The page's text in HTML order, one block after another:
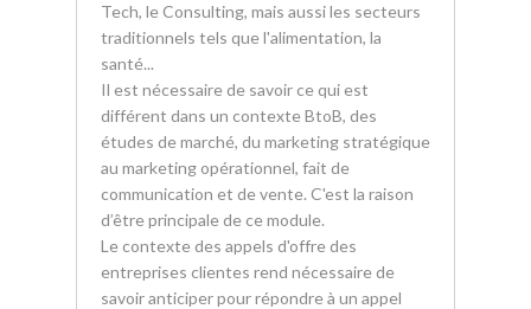
Tech, le Consulting, mais aussi les secteurs
traditionnels tels que l'alimentation, la
santé...
Il est nécessaire de savoir ce qui est
différent dans un contexte BtoB, des
études de marché, du marketing stratégique
au marketing opérationnel, fait de
communication et de vente. C'est la raison
d’être principale de ce module.
Le contexte des appels d'offre des
entreprises clientes rend nécessaire de
savoir anticiper pour répondre à un appel